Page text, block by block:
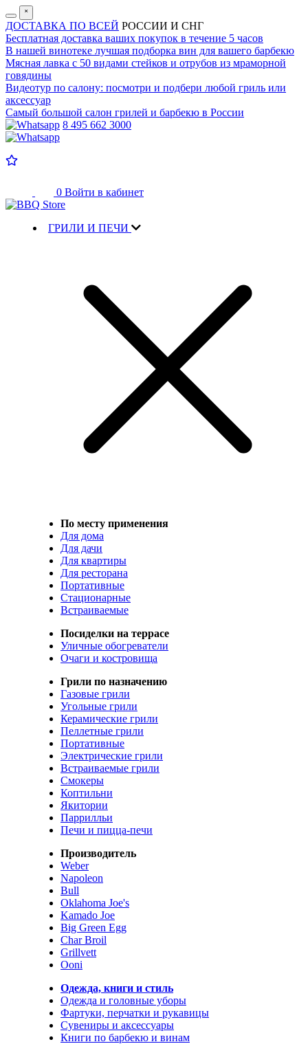
˟
ДОСТАВКА ПО ВСЕЙ РОССИИ И СНГ
Бесплатная доставка ваших покупок в течение 5 часов
В нашей винотеке лучшая подборка вин для вашего барбекю
Мясная лавка с 50 видами стейков и отрубов из мраморной
говядины
Видеотур по салону: посмотри и подбери любой гриль или
аксессуар
Самый большой салон грилей и барбекю в России
8 495 662 3000
0 Войти в кабинет
ГРИЛИ И ПЕЧИ
По месту применения
Для дома
Для дачи
Для квартиры
Для ресторана
Портативные
Стационарные
Встраиваемые
Посиделки на террасе
Уличные обогреватели
Очаги и костровища
Грили по назначению
Газовые грили
Угольные грили
Керамические грили
Пеллетные грили
Портативные
Электрические грили
Встраиваемые грили
Смокеры
Коптильни
Якитории
Паррилльи
Печи и пицца-печи
Производитель
Weber
Napoleon
Bull
Oklahoma Joe's
Kamado Joe
Big Green Egg
Char Broil
Grillvett
Ooni
Одежда, книги и стиль
Одежда и головные уборы
Фартуки, перчатки и рукавицы
Сувениры и аксессуары
Книги по барбекю и винам